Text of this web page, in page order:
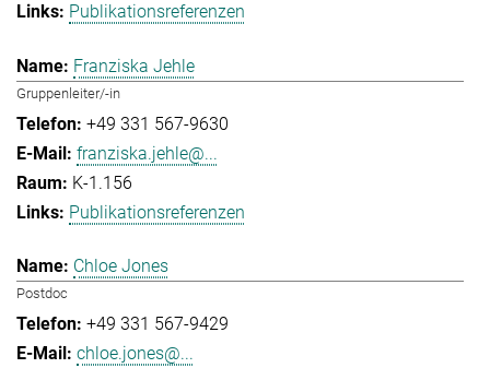
Publikationsreferenzen
Franziska Jehle
Gruppenleiter/-in
+49 331 567-9630
franziska.jehle@...
K-1.156
Publikationsreferenzen
Chloe Jones
Postdoc
+49 331 567-9429
chloe.jones@...